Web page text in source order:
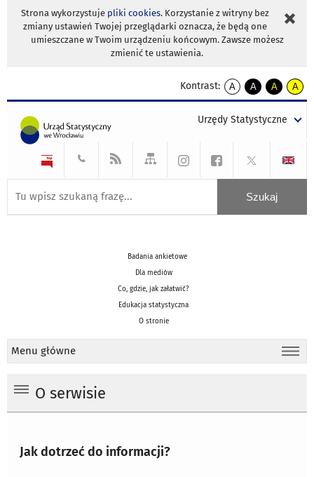
Strona wykorzystuje pliki cookies. Korzystanie z witryny bez
zmiany ustawień Twojej przeglądarki oznacza, że będą one
umieszczane w Twoim urządzeniu końcowym. Zawsze możesz
zmienić te ustawienia.
Kontrast:
A
kontrast
A
kontrast
tekst
czarnym
A
kontrast
tekst
czarnym
A
tekst
żółtym
Urzędy Statystyczne
Badania ankietowe
Dla mediów
Co, gdzie, jak załatwić?
Edukacja statystyczna
O stronie
Menu główne
O serwisie
Jak dotrzeć do informacji?